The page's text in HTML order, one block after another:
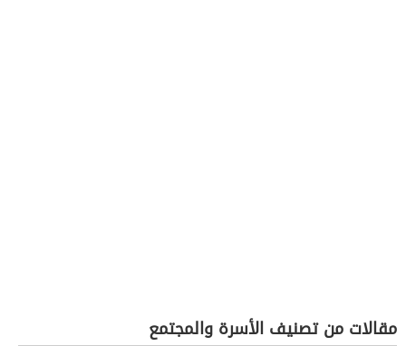
مقالات من تصنيف الأسرة والمجتمع